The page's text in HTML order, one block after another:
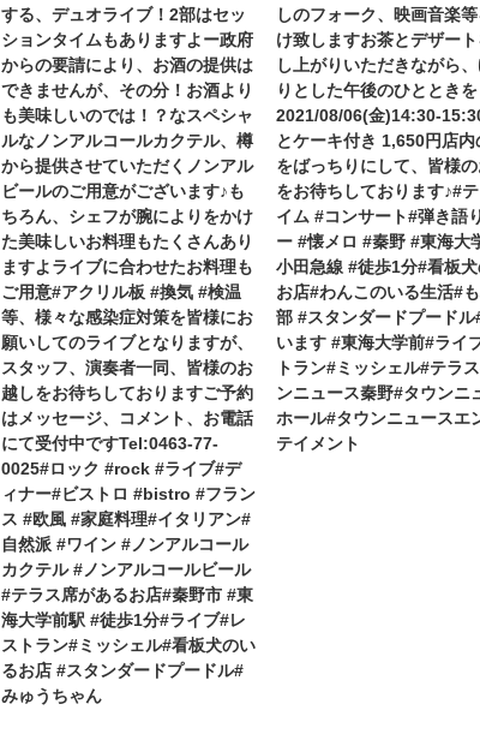
する、デュオライブ！2部はセッ
ションタイムもありますよー政府
からの要請により、お酒の提供は
できませんが、その分！お酒より
も美味しいのでは！？なスペシャ
ルなノンアルコールカクテル、樽
から提供させていただくノンアル
ビールのご用意がございます♪も
ちろん、シェフが腕によりをかけ
た美味しいお料理もたくさんあり
ますよライブに合わせたお料理も
ご用意#アクリル板 #換気 #検温
等、様々な感染症対策を皆様にお
願いしてのライブとなりますが、
スタッフ、演奏者一同、皆様のお
越しをお待ちしておりますご予約
はメッセージ、コメント、お電話
にて受付中ですTel:0463-77-
0025#ロック #rock #ライブ#デ
ィナー#ビストロ #bistro #フラン
ス #欧風 #家庭料理#イタリアン#
自然派 #ワイン #ノンアルコール
カクテル #ノンアルコールビール
#テラス席があるお店#秦野市 #東
海大学前駅 #徒歩1分#ライブ#レ
ストラン#ミッシェル#看板犬のい
るお店 #スタンダードプードル#
みゅうちゃん
しのフォーク、映画音楽
け致します️お茶とデザー
し上がりいただきながら
りとした午後のひとときを️
2021/08/06(金)14:30-
とケーキ付き 1,650円店内
をばっちりにして、皆様
をお待ちしております♪#
イム #コンサート#弾き語
ー #懐メロ #秦野 #東海大
小田急線 #徒歩1分#看板
お店#わんこのいる生活#
部 #スタンダードプードル
います #東海大学前#ライ
トラン#ミッシェル#テラ
ンニュース秦野#タウンニ
ホール#タウンニュースエ
テイメント